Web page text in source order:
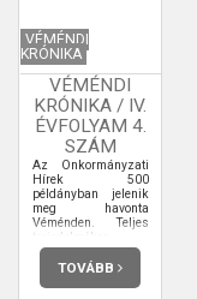
VÉMÉNDI
KRÓNIKA
VÉMÉNDI
KRÓNIKA / IV.
ÉVFOLYAM 4.
SZÁM
Az Önkormányzati
Hírek 500
példányban jelenik
meg havonta
Véménden. Teljes
terjedelmében
elolvashatja.
TOVÁBB